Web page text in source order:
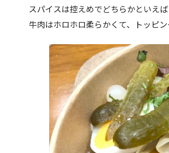
スパイスは控えめでどちらかといえ
牛肉はホロホロ柔らかくて、トッピ